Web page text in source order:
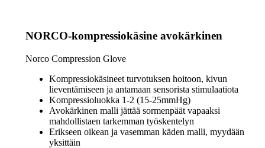
NORCO-kompressiokäsine avokärkinen
Norco Compression Glove
Kompressiokäsineet turvotuksen hoitoon, kivun
lieventämiseen ja antamaan sensorista stimulaatiota
Kompressioluokka 1-2 (15-25mmHg)
Avokärkinen malli jättää sormenpäät vapaaksi
mahdollistaen tarkemman työskentelyn
Erikseen oikean ja vasemman käden malli, myydään
yksittäin